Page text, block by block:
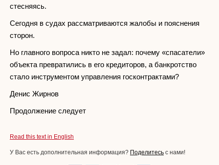
стесняясь.
Сегодня в судах рассматриваются жалобы и пояснения
сторон.
Но главного вопроса никто не задал: почему «спасатели»
объекта превратились в его кредиторов, а банкротство
стало инструментом управления госконтрактами?
Денис Жирнов
Продолжение следует
Read this text in English
У Вас есть дополнительная информация? Поделитесь с нами!